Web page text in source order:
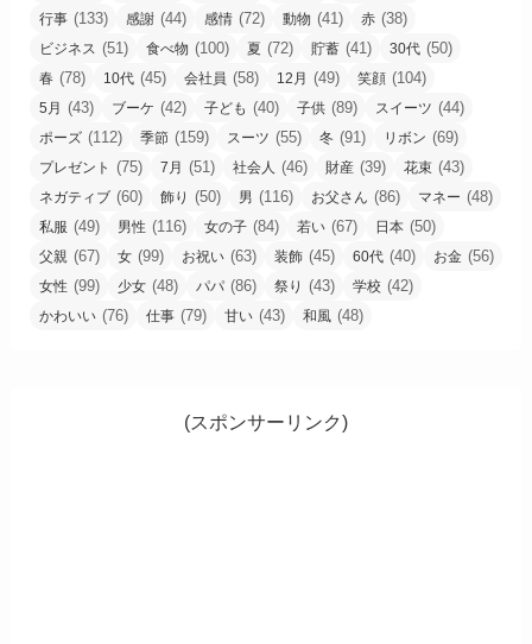
行事 (133) 感謝 (44) 感情 (72) 動物 (41) 赤 (38)
ビジネス (51) 食べ物 (100) 夏 (72) 貯蓄 (41) 30代 (50)
春 (78) 10代 (45) 会社員 (58) 12月 (49) 笑顔 (104)
5月 (43) ブーケ (42) 子ども (40) 子供 (89) スイーツ (44)
ポーズ (112) 季節 (159) スーツ (55) 冬 (91) リボン (69)
プレゼント (75) 7月 (51) 社会人 (46) 財産 (39) 花束 (43)
ネガティブ (60) 飾り (50) 男 (116) お父さん (86) マネー (48)
私服 (49) 男性 (116) 女の子 (84) 若い (67) 日本 (50)
父親 (67) 女 (99) お祝い (63) 装飾 (45) 60代 (40) お金 (56)
女性 (99) 少女 (48) パパ (86) 祭り (43) 学校 (42)
かわいい (76) 仕事 (79) 甘い (43) 和風 (48)
(スポンサーリンク)